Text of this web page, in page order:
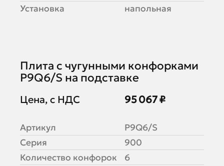
Установка
напольная
Плита с чугунными конфорками
P9Q6/S на подставке
Цена, с НДС 95 067 ₽
Артикул
P9Q6/S
Серия
900
Количество конфорок
6